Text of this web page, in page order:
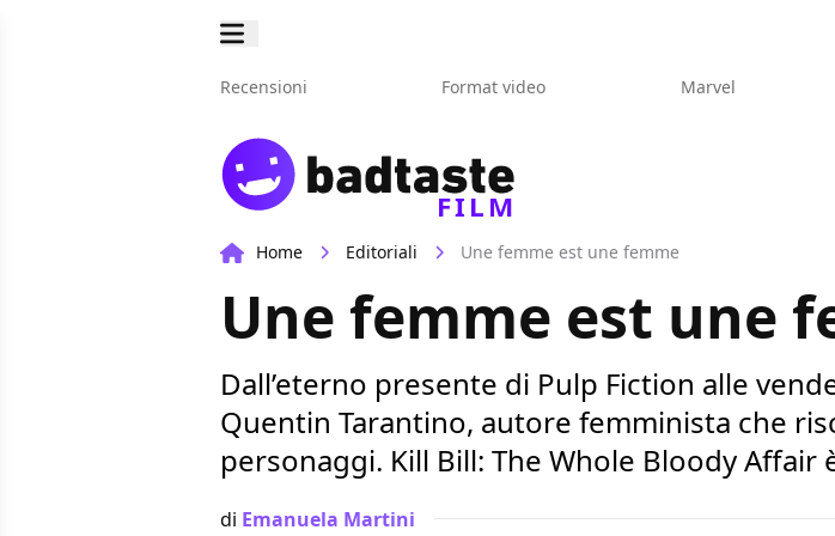
Recensioni Format video Marvel
FILM
Home Editoriali Une femme est une femme
Une femme est une
Dall’eterno presente di Pulp Fiction alle
Quentin Tarantino, autore femminista che
personaggi. Kill Bill: The Whole Bloody Affair
di Emanuela Martini